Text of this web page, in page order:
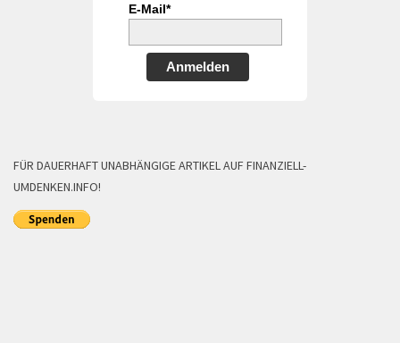
E-Mail*
Anmelden
FÜR DAUERHAFT UNABHÄNGIGE ARTIKEL AUF FINANZIELL-
UMDENKEN.INFO!